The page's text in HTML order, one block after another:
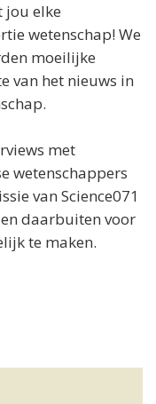
jou elke
wetenschap! We
moeilijke
van het nieuws in
met
wetenschappers
van Science071
daarbuiten voor
te maken.